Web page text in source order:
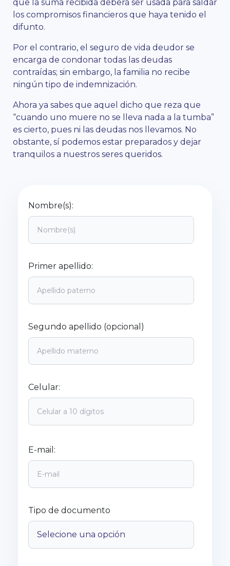
que la suma recibida deberá ser usada para saldar
los compromisos financieros que haya tenido el
difunto.
Por el contrario, el seguro de vida deudor se
encarga de condonar todas las deudas
contraídas; sin embargo, la familia no recibe
ningún tipo de indemnización.
Ahora ya sabes que aquel dicho que reza que
“cuando uno muere no se lleva nada a la tumba”
es cierto, pues ni las deudas nos llevamos. No
obstante, sí podemos estar preparados y dejar
tranquilos a nuestros seres queridos.
Nombre(s):
Primer apellido:
Segundo apellido (opcional)
Celular:
E-mail:
Tipo de documento